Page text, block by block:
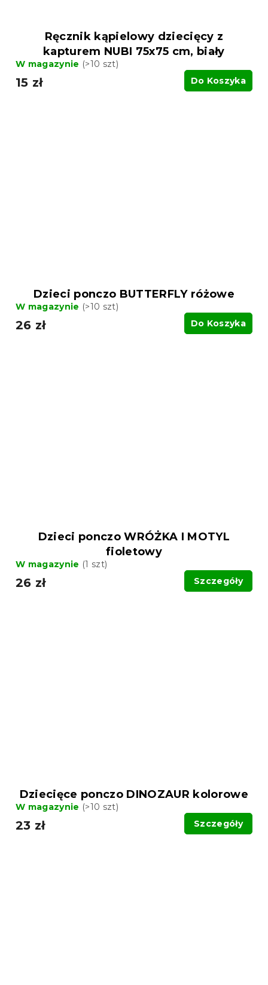
Ręcznik kąpielowy dziecięcy z
kapturem NUBI 75x75 cm, biały
W magazynie (>10 szt)
15 zł Do Koszyka
Dzieci ponczo BUTTERFLY różowe
W magazynie (>10 szt)
26 zł Do Koszyka
Dzieci ponczo WRÓŻKA I MOTYL
fioletowy
W magazynie (1 szt)
26 zł Szczegóły
Dziecięce ponczo DINOZAUR kolorowe
W magazynie (>10 szt)
23 zł Szczegóły